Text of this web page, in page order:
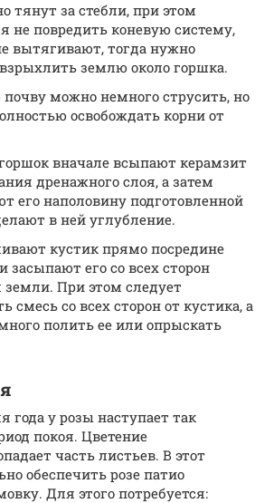
тянут за стебли, при этом
не повредить коневую систему,
вытягивают, тогда нужно
землю около горшка.
можно немного струсить, но
освобождать корни от
вначале всыпают керамзит
дренажного слоя, а затем
его наполовину подготовленной
в ней углубление.
кустик прямо посредине
засыпают его со всех сторон
земли. При этом следует
смесь со всех сторон от кустика, а
полить ее или опрыскать
года у розы наступает так
покоя. Цветение
часть листьев. В этот
обеспечить розе патио
Для этого потребуется: